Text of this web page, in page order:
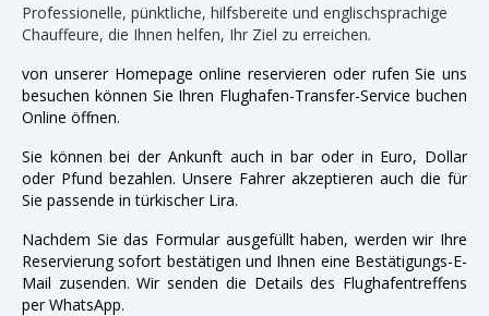
Professionelle, pünktliche, hilfsbereite und englischsprachige
Chauffeure, die Ihnen helfen, Ihr Ziel zu erreichen.
von unserer Homepage online reservieren oder rufen Sie uns
besuchen können Sie Ihren Flughafen-Transfer-Service buchen
Online öffnen.
Sie können bei der Ankunft auch in bar oder in Euro, Dollar
oder Pfund bezahlen. Unsere Fahrer akzeptieren auch die für
Sie passende in türkischer Lira.
Nachdem Sie das Formular ausgefüllt haben, werden wir Ihre
Reservierung sofort bestätigen und Ihnen eine Bestätigungs-E-
Mail zusenden. Wir senden die Details des Flughafentreffens
per WhatsApp.